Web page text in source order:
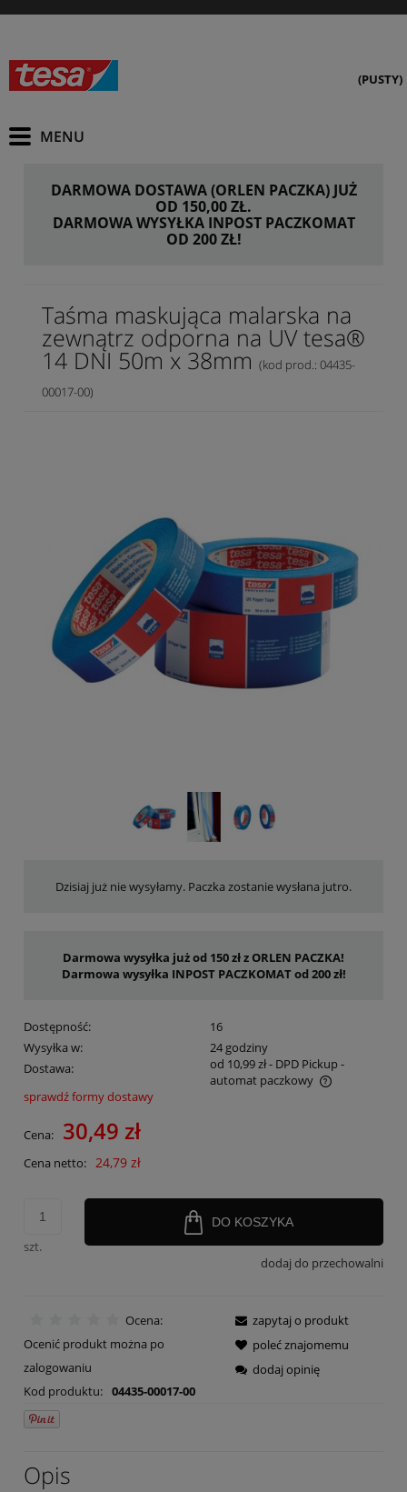
(PUSTY)
DARMOWA DOSTAWA (ORLEN PACZKA) JUŻ
OD 150,00 ZŁ.
DARMOWA WYSYŁKA INPOST PACZKOMAT
OD 200 ZŁ!
Taśma maskująca malarska na
zewnątrz odporna na UV tesa®
14 DNI 50m x 38mm (kod prod.: 04435-
00017-00)
Dzisiaj już nie wysyłamy. Paczka zostanie wysłana jutro.
Darmowa wysyłka już od 150 zł z ORLEN PACZKA!
Darmowa wysyłka INPOST PACZKOMAT od 200 zł!
Dostępność:
16
Wysyłka w:
24 godziny
Dostawa:
od 10,99 zł- DPD Pickup -
automat paczkowy
Cena nie zawiera ewentualnych kosztów płatności
sprawdź formy dostawy
Cena: 30,49 zł
Cena netto: 24,79 zł
szt.
DO KOSZYKA
dodaj do przechowalni
Ocena:
Ocenić produkt można po
zalogowaniu
Kod produktu: 04435-00017-00
zapytaj o produkt
poleć znajomemu
dodaj opinię
Opis